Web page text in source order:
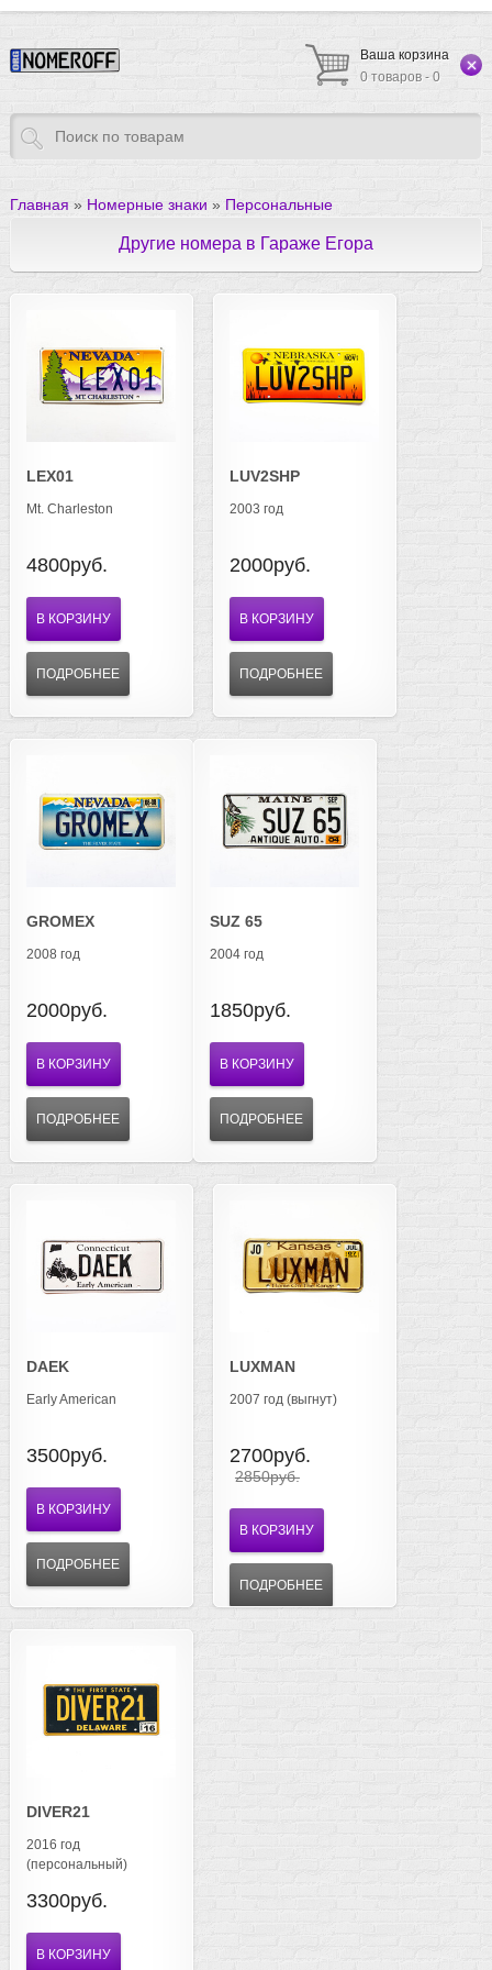
Ваша корзина
0 товаров - 0
Главная » Номерные знаки » Персональные
Другие номера в Гараже Егора
LEX01
Mt. Charleston
4800руб.
В КОРЗИНУ
ПОДРОБНЕЕ
LUV2SHP
2003 год
2000руб.
В КОРЗИНУ
ПОДРОБНЕЕ
GROMEX
2008 год
2000руб.
В КОРЗИНУ
ПОДРОБНЕЕ
SUZ 65
2004 год
1850руб.
В КОРЗИНУ
ПОДРОБНЕЕ
DAEK
Early American
3500руб.
В КОРЗИНУ
ПОДРОБНЕЕ
LUXMAN
2007 год (выгнут)
2700руб.
2850руб.
В КОРЗИНУ
ПОДРОБНЕЕ
DIVER21
2016 год
(персональный)
3300руб.
В КОРЗИНУ